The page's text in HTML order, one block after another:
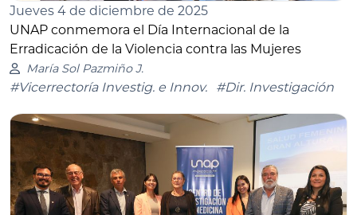
Jueves 4 de diciembre de 2025
UNAP conmemora el Día Internacional de la
Erradicación de la Violencia contra las Mujeres
María Sol Pazmiño J.
#Vicerrectoría Investig. e Innov. #Dir. Investigación